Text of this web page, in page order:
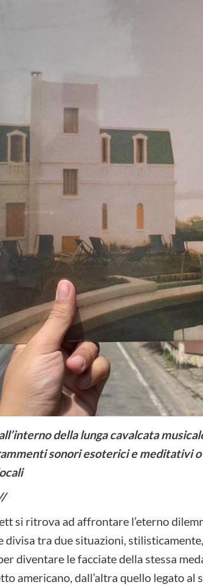
della lunga cavalcata
sonori esoterici e meditativi
si ritrova ad affrontare l’eterno
divisa tra due situazioni,
diventare le facciate della stessa
americano, dall’altra quello legato al